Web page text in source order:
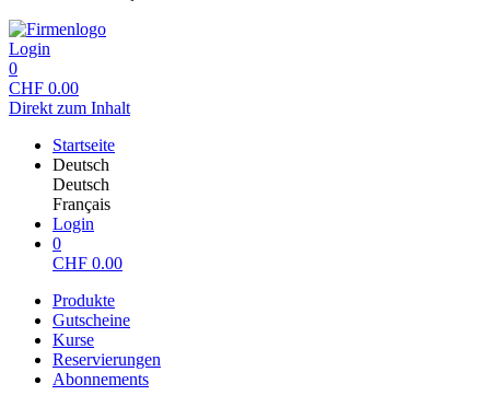
Login
0
CHF 0.00
Direkt zum Inhalt
Startseite
Deutsch
Deutsch
Français
Login
0
CHF 0.00
Produkte
Gutscheine
Kurse
Reservierungen
Abonnements